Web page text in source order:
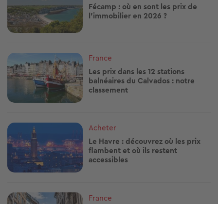
Fécamp : où en sont les prix de
l’immobilier en 2026 ?
Image
France
Les prix dans les 12 stations
balnéaires du Calvados : notre
classement
Image
Acheter
Le Havre : découvrez où les prix
flambent et où ils restent
accessibles
Image
France